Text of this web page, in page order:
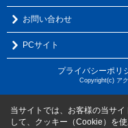
お問い合わせ
PCサイト
プライバシーポリ
Copyright(c) ア
当サイトでは、お客様の当サ
して、クッキー（Cookie）を使